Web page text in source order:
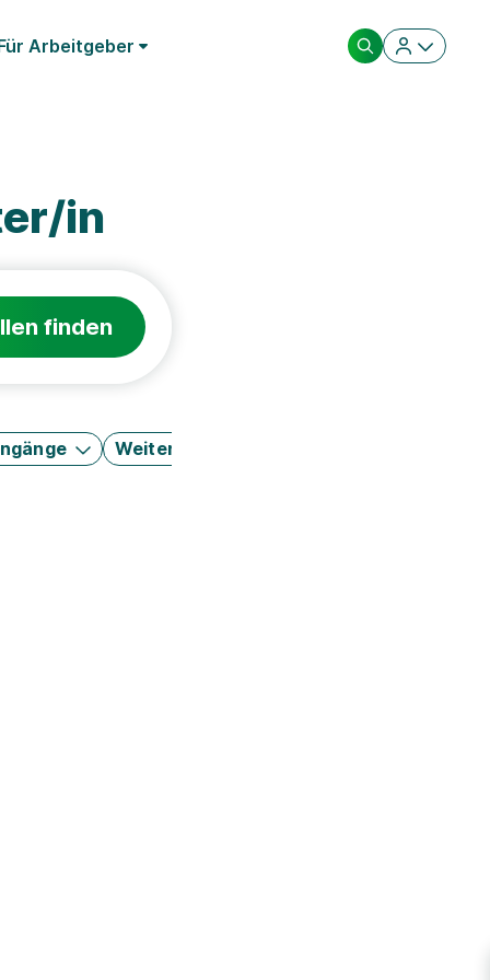
Arbeitgeber
in
finden
Weitere Filter